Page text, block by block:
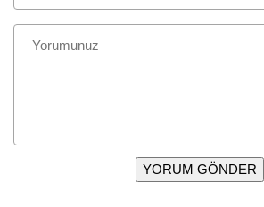
YORUM GÖNDER